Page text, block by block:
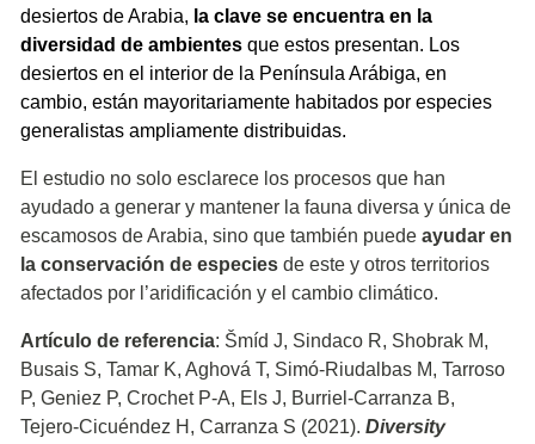
desiertos de Arabia, la clave se encuentra en la
diversidad de ambientes que estos presentan. Los
desiertos en el interior de la Península Arábiga, en
cambio, están mayoritariamente habitados por especies
generalistas ampliamente distribuidas.
El estudio no solo esclarece los procesos que han
ayudado a generar y mantener la fauna diversa y única de
escamosos de Arabia, sino que también puede ayudar en
la conservación de especies de este y otros territorios
afectados por l’aridificación y el cambio climático.
Artículo de referencia: Šmíd J, Sindaco R, Shobrak M,
Busais S, Tamar K, Aghová T, Simó-Riudalbas M, Tarroso
P, Geniez P, Crochet P-A, Els J, Burriel-Carranza B,
Tejero-Cicuéndez H, Carranza S (2021). Diversity